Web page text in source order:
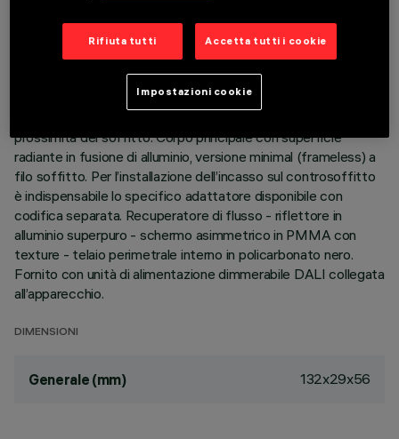
DESCRIZIONE
Apparecchio miniaturizzato lineare ad incasso per sorgenti
LED, specializzato per illuminazione verticale delle pareti. Il
sistema ottico brevettato garantisce un’emissione
prossimità del soffitto. Corpo principale con superficie
radiante in fusione di alluminio, versione minimal (frameless) a
filo soffitto. Per l’installazione dell’incasso sul controsoffitto
è indispensabile lo specifico adattatore disponibile con
codifica separata. Recuperatore di flusso - riflettore in
alluminio superpuro - schermo asimmetrico in PMMA con
texture - telaio perimetrale interno in policarbonato nero.
Fornito con unità di alimentazione dimmerabile DALI collegata
all’apparecchio.
DIMENSIONI
Generale (mm) 132x29x56
Rifiuta tutti Accetta tutti i cookie
Impostazioni cookie